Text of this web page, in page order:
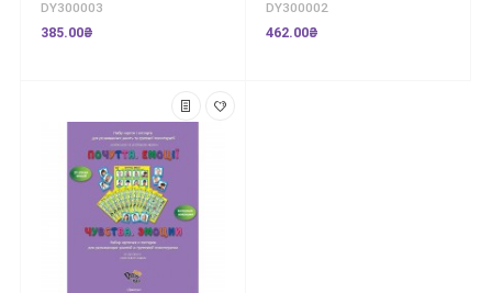
DY300003
385.00₴
DY300002
462.00₴